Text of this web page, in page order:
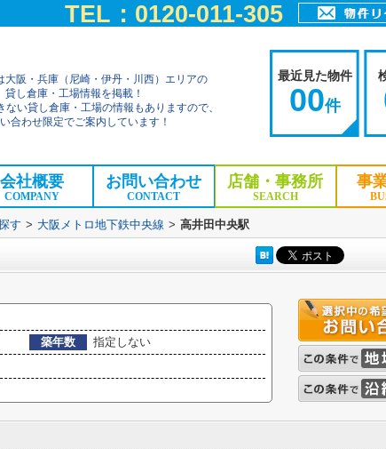
TEL：0120-011-305
大阪・兵庫（尼崎・伊丹・川西）エリアの
貸し倉庫・工場情報を掲載！
ない貸し倉庫・工場の情報もありますので、
合わせ限定でご案内しています！
最近見た物件
00件
会社概要
COMPANY
お問い合わせ
CONTACT
店舗・事務所
SEARCH
事
す > 大阪メトロ地下鉄中央線 > 高井田中央駅
築年数
指定しない